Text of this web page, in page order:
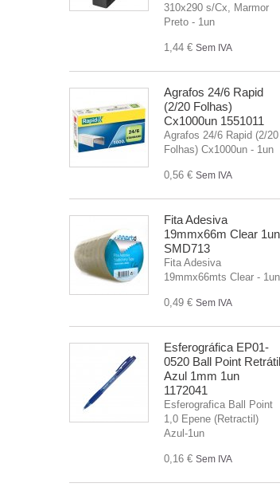
310x290 s/Cx, Marmor
Preto - 1un
1,44 € Sem IVA
Agrafos 24/6 Rapid
(2/20 Folhas)
Cx1000un 1551011
Agrafos 24/6 Rapid (2/20
Folhas) Cx1000un - 1un
0,56 € Sem IVA
Fita Adesiva
19mmx66m Clear 1un
SMD713
Fita Adesiva
19mmx66mts Clear - 1un
0,49 € Sem IVA
Esferográfica EP01-
0520 Ball Point Retrátil
Azul 1mm 1un
1172041
Esferografica Ball Point
1,0 Epene (Retractil)
Azul-1un
0,16 € Sem IVA